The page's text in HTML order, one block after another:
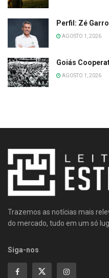
Perfil: Zé
AGOSTO 1, 2026
Goiás
AGOSTO 1, 2026
Trazemos as notícias mais
do mercado, tudo em um só
Siga-nos